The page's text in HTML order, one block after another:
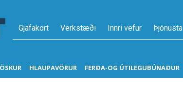
Gjafakort Verkstæði Innri vefur Þjónusta
HLAUPAVÖRUR FERÐA-OG ÚTILEGUBÚNAÐUR